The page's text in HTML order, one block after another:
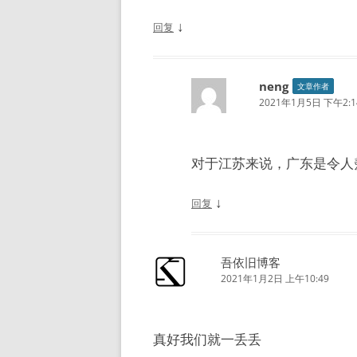
回复 ↓
neng 文章作者
2021年1月5日 下午
对于江苏来说，广东是令
回复 ↓
吾依旧博客
2021年1月2日 上午10:49
真好我们就一丢丢